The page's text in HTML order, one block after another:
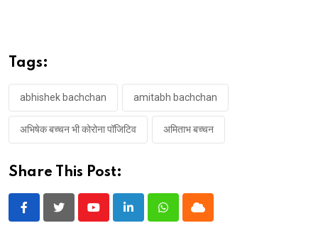
Tags:
abhishek bachchan amitabh bachchan
अभिषेक बच्चन भी कोरोना पॉजिटिव अमिताभ बच्चन
Share This Post:
YoutubeLinkedInWhatsappCloud